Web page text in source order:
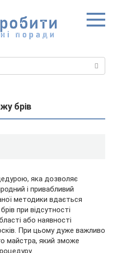
брів
яка дозволяє
і привабливий
методики вдається
при відсутності
або наявності
При цьому дуже важливо
майстра, який зможе